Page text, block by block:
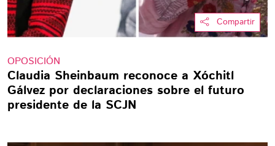
Compartir
OPOSICIÓN
Claudia Sheinbaum reconoce a Xóchitl
Gálvez por declaraciones sobre el futuro
presidente de la SCJN